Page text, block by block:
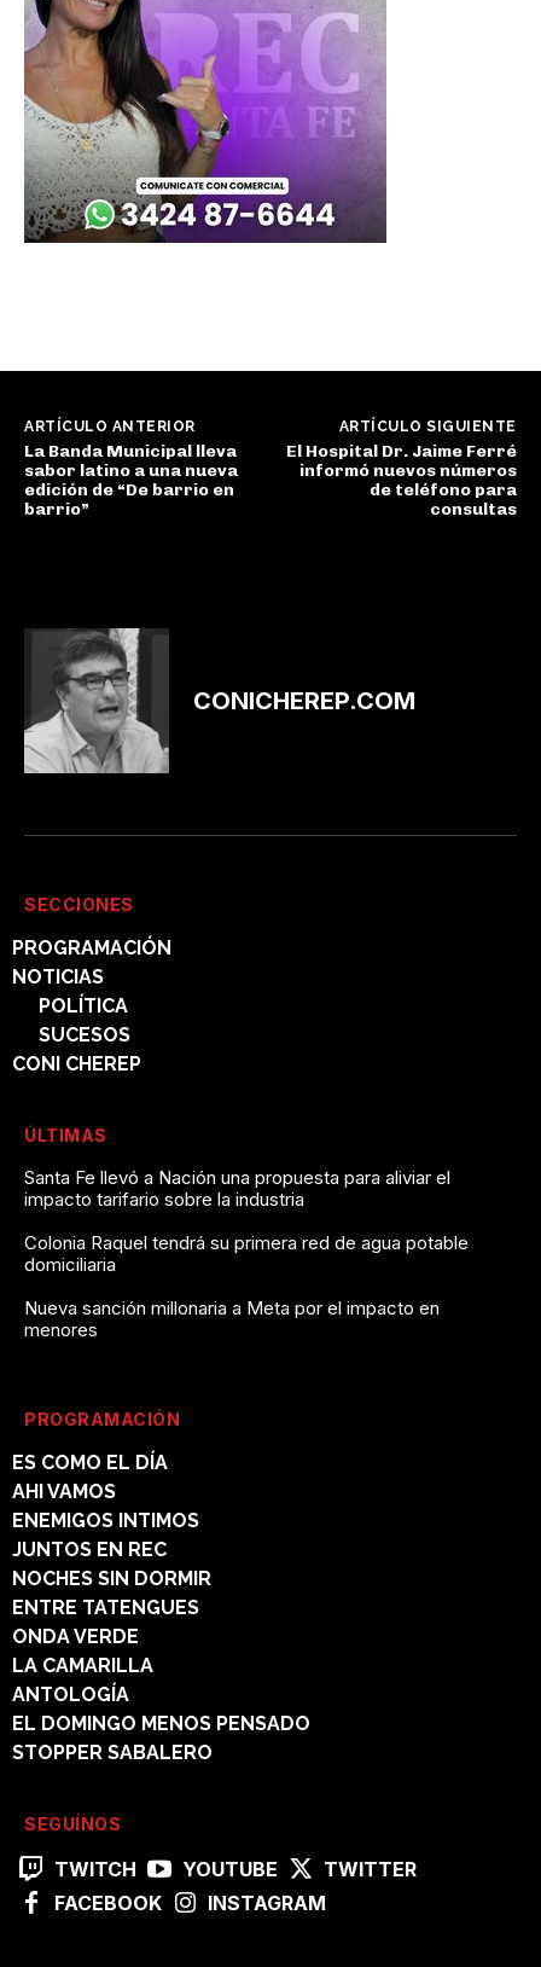
ARTÍCULO ANTERIOR
La Banda Municipal lleva
sabor latino a una nueva
edición de “De barrio en
barrio”
ARTÍCULO SIGUIENTE
El Hospital Dr. Jaime Ferré
informó nuevos números
de teléfono para
consultas
CONICHEREP.COM
SECCIONES
PROGRAMACIÓN
NOTICIAS
POLÍTICA
SUCESOS
CONI CHEREP
ÚLTIMAS
Santa Fe llevó a Nación una propuesta para aliviar el
impacto tarifario sobre la industria
Colonia Raquel tendrá su primera red de agua potable
domiciliaria
Nueva sanción millonaria a Meta por el impacto en
menores
PROGRAMACIÓN
ES COMO EL DÍA
AHI VAMOS
ENEMIGOS INTIMOS
JUNTOS EN REC
NOCHES SIN DORMIR
ENTRE TATENGUES
ONDA VERDE
LA CAMARILLA
ANTOLOGÍA
EL DOMINGO MENOS PENSADO
STOPPER SABALERO
SEGUÍNOS
TWITCH YOUTUBE
TWITTER
FACEBOOK
INSTAGRAM